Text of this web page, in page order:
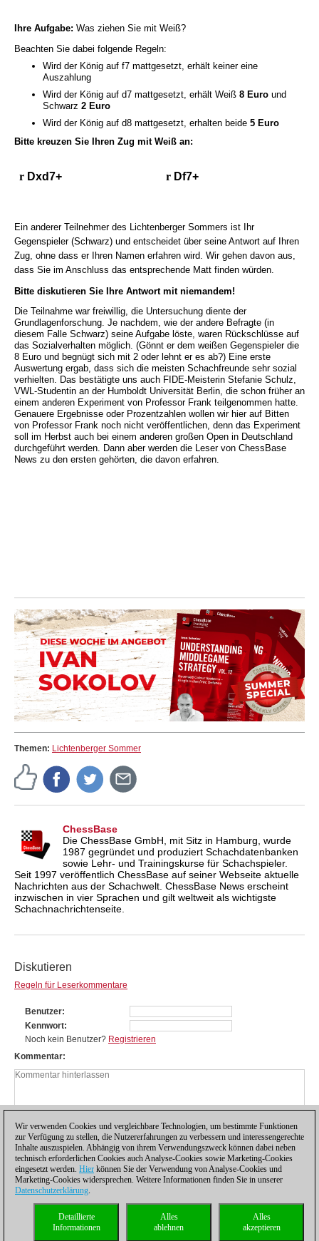
Ihre Aufgabe: Was ziehen Sie mit Weiß?
Beachten Sie dabei folgende Regeln:
Wird der König auf f7 mattgesetzt, erhält keiner eine
Auszahlung
Wird der König auf d7 mattgesetzt, erhält Weiß 8 Euro und
Schwarz 2 Euro
Wird der König auf d8 mattgesetzt, erhalten beide 5 Euro
Bitte kreuzen Sie Ihren Zug mit Weiß an:
r Dxd7+ r Df7+
Ein anderer Teilnehmer des Lichtenberger Sommers ist Ihr
Gegenspieler (Schwarz) und entscheidet über seine Antwort auf Ihren
Zug, ohne dass er Ihren Namen erfahren wird. Wir gehen davon aus,
dass Sie im Anschluss das entsprechende Matt finden würden.
Bitte diskutieren Sie Ihre Antwort mit niemandem!
Die Teilnahme war freiwillig, die Untersuchung diente der
Grundlagenforschung. Je nachdem, wie der andere Befragte (in
diesem Falle Schwarz) seine Aufgabe löste, waren Rückschlüsse auf
das Sozialverhalten möglich. (Gönnt er dem weißen Gegenspieler die
8 Euro und begnügt sich mit 2 oder lehnt er es ab?) Eine erste
Auswertung ergab, dass sich die meisten Schachfreunde sehr sozial
verhielten. Das bestätigte uns auch FIDE-Meisterin Stefanie Schulz,
VWL-Studentin an der Humboldt Universität Berlin, die schon früher an
einem anderen Experiment von Professor Frank teilgenommen hatte.
Genauere Ergebnisse oder Prozentzahlen wollen wir hier auf Bitten
von Professor Frank noch nicht veröffentlichen, denn das Experiment
soll im Herbst auch bei einem anderen großen Open in Deutschland
durchgeführt werden. Dann aber werden die Leser von ChessBase
News zu den ersten gehörten, die davon erfahren.
Themen: Lichtenberger Sommer
ChessBase
Die ChessBase GmbH, mit Sitz in Hamburg, wurde
1987 gegründet und produziert Schachdatenbanken
sowie Lehr- und Trainingskurse für Schachspieler.
Seit 1997 veröffentlich ChessBase auf seiner Webseite aktuelle
Nachrichten aus der Schachwelt. ChessBase News erscheint
inzwischen in vier Sprachen und gilt weltweit als wichtigste
Schachnachrichtenseite.
Diskutieren
Regeln für Leserkommentare
Benutzer
Kennwort
Noch kein Benutzer? Registrieren
Kommentar
Datenschutzhinweis| Kontakt| |Lizenzen
Compliance Hotline|
Wir verwenden Cookies und vergleichbare Technologien, um bestimmte Funktionen
zur Verfügung zu stellen, die Nutzererfahrungen zu verbessern und interessengerechte
Inhalte auszuspielen. Abhängig von ihrem Verwendungszweck können dabei neben
technisch erforderlichen Cookies auch Analyse-Cookies sowie Marketing-Cookies
eingesetzt werden. Hier können Sie der Verwendung von Analyse-Cookies und
Marketing-Cookies widersprechen. Weitere Informationen finden Sie in unserer
Datenschutzerklärung.
Alles
akzeptieren
Alles
ablehnen
Detaillierte
Informationen